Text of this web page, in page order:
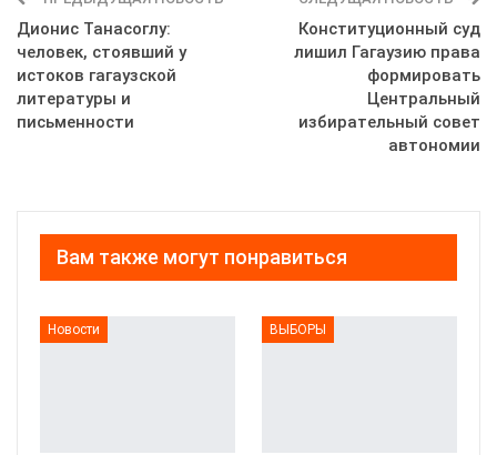
Дионис Танасоглу:
человек, стоявший у
истоков гагаузской
литературы и
письменности
Конституционный суд
лишил Гагаузию права
формировать
Центральный
избирательный совет
автономии
Вам также могут понравиться
Новости ВЫБОРЫ